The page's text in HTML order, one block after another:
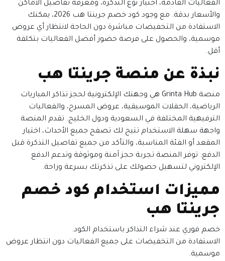
الفعاليات القادمة، اختيار نوع التذكرة، ومعرفة تفاصيل الأماكن
والأسعار بدقة. مع وجود كود خصم جرينتا هب 2026، يمكنك
الاستفادة من التخفيضات مباشرة دون الحاجة لانتظار أي عروض
موسمية، والحصول على فرصة حضور أفضل الفعاليات بتكلفة
أقل.
نبذة عن منصة جرينتا هب
منصة Grinta Hub هي وجهتك الإلكترونية لحجز تذاكر المباريات
الرياضية، الحفلات الموسيقية، عروض المسرح، والفعاليات
الترفيهية المختلفة في السعودية ودول الخليج. تقدم المنصة
واجهة سهلة الاستخدام تتيح لك تصفح جميع الأحداث، اختيار
المقعد أو الفئة المناسبة، والتأكد من جميع تفاصيل التذكرة قبل
الدفع. توفر المنصة تجربة حجز آمنة وموثوقة وتدعم الدفع
الإلكتروني لتسهيل حصولك على تذكرتك بسرعة وراحة.
مميزات استخدام كود خصم
جرينتا هب
خصم فوري عند شراء التذاكر باستخدام الكود.
الاستفادة من التخفيضات على جميع الفعاليات دون انتظار عروض
موسمية.